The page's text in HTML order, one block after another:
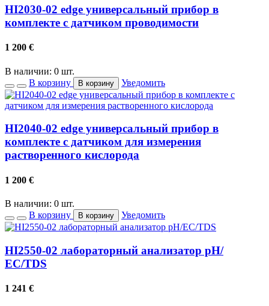
HI2030-02 edge универсальный прибор в
комплекте с датчиком проводимости
1 200 €
В наличии: 0 шт.
В корзину
В корзину Уведомить
HI2040-02 edge универсальный прибор в
комплекте с датчиком для измерения
растворенного кислорода
1 200 €
В наличии: 0 шт.
В корзину
В корзину Уведомить
HI2550-02 лабораторный анализатор рН/
ЕС/TDS
1 241 €